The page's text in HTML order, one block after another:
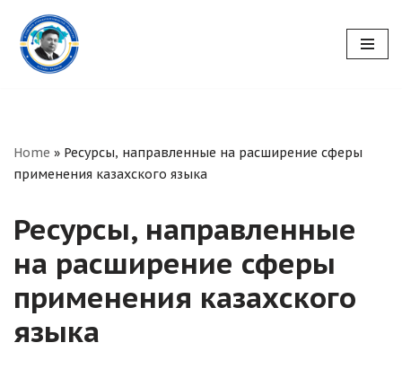
Перейти
Home » Ресурсы, направленные на расширение сферы
применения казахского языка
Ресурсы, направленные
на расширение сферы
применения казахского
языка